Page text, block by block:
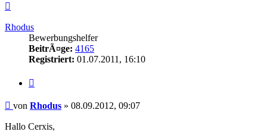
Rhodus
Bewerbungshelfer
BeitrÃ¤ge: 4165
Registriert: 01.07.2011, 16:10
Beitrag
von Rhodus » 08.09.2012, 09:07
Hallo Cerxis,